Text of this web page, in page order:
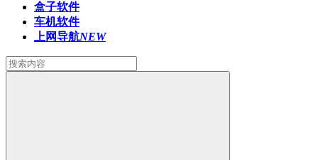
盒子软件
车机软件
上网导航NEW